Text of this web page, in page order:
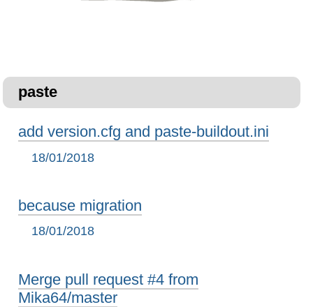
paste
add version.cfg and paste-buildout.ini
18/01/2018
because migration
18/01/2018
Merge pull request #4 from
Mika64/master